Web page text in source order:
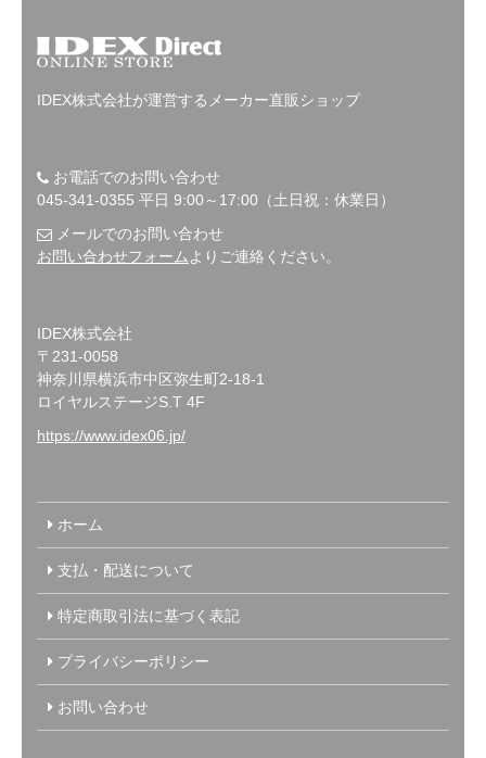
IDEX株式会社が運営するメーカー直販ショップ
お電話でのお問い合わせ
045-341-0355 平日 9:00～17:00（土日祝：休業日）
メールでのお問い合わせ
お問い合わせフォーム よりご連絡ください。
IDEX株式会社
〒231-0058
神奈川県横浜市中区弥生町2-18-1
ロイヤルステージS.T 4F
https://www.idex06.jp/
ホーム
支払・配送について
特定商取引法に基づく表記
プライバシーポリシー
お問い合わせ